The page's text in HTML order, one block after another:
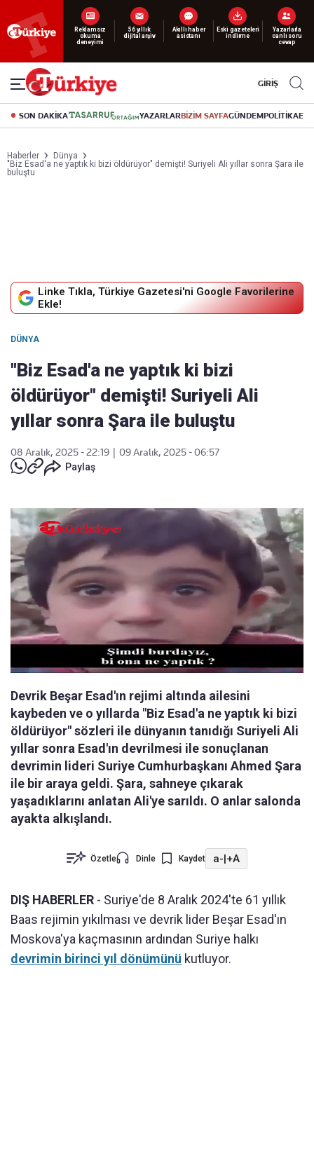
Reklamsız
okuma
deneyimi
56 yıllık
dijital arşiv
Akıllı haber
asistanı
Eski gazeteleri
indirme
Yazarlarla
canlı soru
cevap
Yeni nesil dijital
abonelik 19 TL’den başlayan fiyatlarla.
GİRİŞ
SON DAKİKA YAZARLARBİZİM SAYFAGÜNDEMPOLİTİKA
Haberler
Dünya
"Biz Esad'a ne yaptık ki bizi öldürüyor" demişti! Suriyeli Ali yıllar sonra Şara ile
buluştu
Linke Tıkla, Türkiye Gazetesi'ni Google Favorilerine
Ekle!
DÜNYA
"Biz Esad'a ne yaptık ki bizi
öldürüyor" demişti! Suriyeli Ali
yıllar sonra Şara ile buluştu
08 Aralık, 2025 - 22:19
09 Aralık, 2025 - 06:57
Paylaş
Devrik Beşar Esad'ın rejimi altında ailesini
kaybeden ve o yıllarda "Biz Esad'a ne yaptık ki bizi
öldürüyor" sözleri ile dünyanın tanıdığı Suriyeli Ali
yıllar sonra Esad'ın devrilmesi ile sonuçlanan
devrimin lideri Suriye Cumhurbaşkanı Ahmed Şara
ile bir araya geldi. Şara, sahneye çıkarak
yaşadıklarını anlatan Ali'ye sarıldı. O anlar salonda
ayakta alkışlandı.
Özetle Dinle Kaydet a-|+A
DIŞ HABERLER - Suriye'de 8 Aralık 2024'te 61 yıllık
Baas rejimin yıkılması ve devrik lider Beşar Esad'ın
Moskova'ya kaçmasının ardından Suriye halkı
devrimin birinci yıl dönümünü kutluyor.